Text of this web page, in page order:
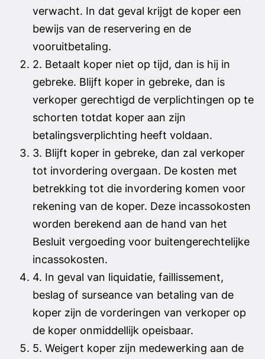
verwacht. In dat geval krijgt de koper een
bewijs van de reservering en de
vooruitbetaling.
2. Betaalt koper niet op tijd, dan is hij in
gebreke. Blijft koper in gebreke, dan is
verkoper gerechtigd de verplichtingen op te
schorten totdat koper aan zijn
betalingsverplichting heeft voldaan.
3. Blijft koper in gebreke, dan zal verkoper
tot invordering overgaan. De kosten met
betrekking tot die invordering komen voor
rekening van de koper. Deze incassokosten
worden berekend aan de hand van het
Besluit vergoeding voor buitengerechtelijke
incassokosten.
4. In geval van liquidatie, faillissement,
beslag of surseance van betaling van de
koper zijn de vorderingen van verkoper op
de koper onmiddellijk opeisbaar.
5. Weigert koper zijn medewerking aan de